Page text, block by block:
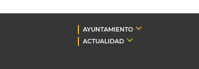
AYUNTAMIENTO
ACTUALIDAD